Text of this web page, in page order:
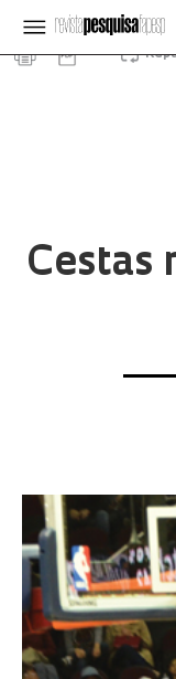
Cestas